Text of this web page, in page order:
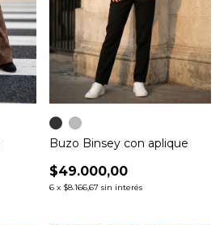
Buzo Binsey con aplique
$49.000,00
6 x $8.166,67 sin interés